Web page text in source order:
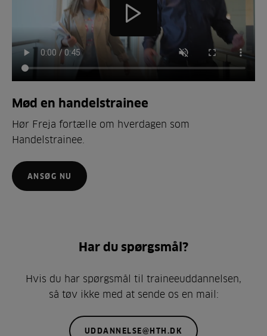
Mød en handelstrainee
Hør Freja fortælle om hverdagen som
Handelstrainee.
ANSØG NU
Har du spørgsmål?
Hvis du har spørgsmål til traineeuddannelsen,
så tøv ikke med at sende os en mail:
UDDANNELSE@HTH.DK